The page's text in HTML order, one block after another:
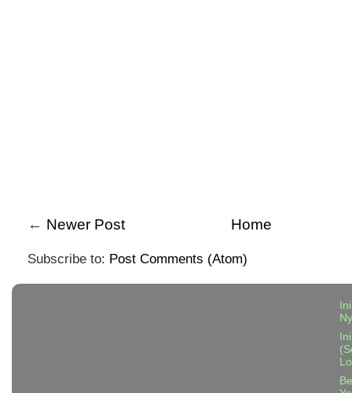
← Newer Post Home
Subscribe to: Post Comments (Atom)